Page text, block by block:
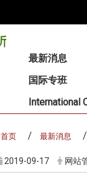
最新消息
国际专班
International
首页 最新消息
2019-09-17 网站